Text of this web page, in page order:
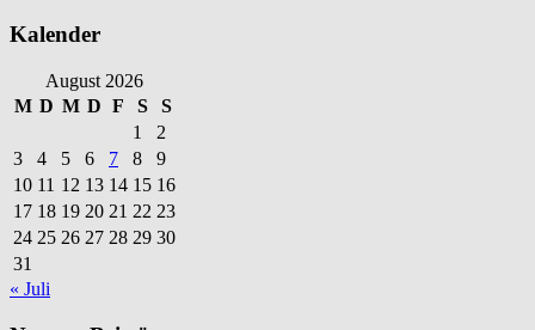
Kalender
August 2026
M D M D F S
S
1
2
3
4 5 6 7 8
9
10 11 12 13 14 15 16
17 18 19 20 21 22 23
24 25 26 27 28 29 30
31
« Juli